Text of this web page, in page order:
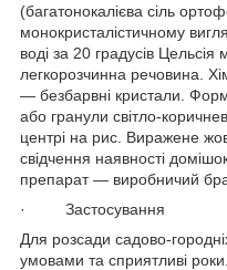
(багатонокалієва сіль
монокристалістичному
воді за 20 градусів
легкорозчинна речовина.
— безбарвні кристали.
або гранули світло-
центрі на рис. Виражене
свідчення наявності
препарат — виробничий
· Застосування
Для розсади садово-
умовами та сприятливі роки.